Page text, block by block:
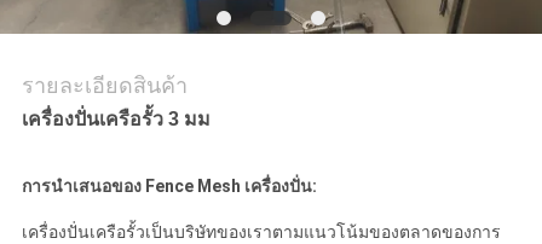
แผนผัง
เว็บไซต์
PRIVACY
POLICY
รายละเอียดสินค้า
เครื่องปั่นเครือรั้ว 3 มม
การนําเสนอของ Fence Mesh เครื่องปั่น:
เครื่องปั่นเครือรั้วเป็นบริษัทของเราตามแนวโน้มของตลาดของการ